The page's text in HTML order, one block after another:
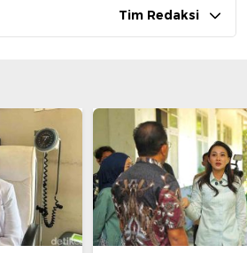
Tim Redaksi